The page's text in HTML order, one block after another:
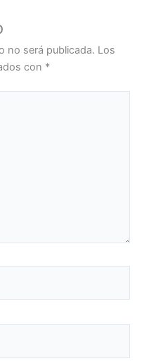
no será publicada. Los
con *